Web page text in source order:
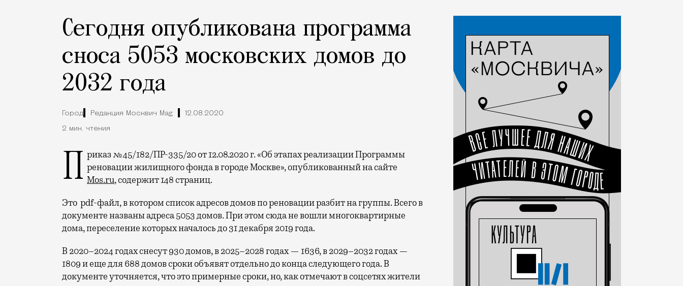
Сегодня опубликована программа
сноса 5053 московских домов до
2032 года
Город Редакция Москвич Mag 12.08.2020
2 мин. чтения
Приказ №45/182/ПР-335/20 от 12.08.2020 г. «Об этапах реализации Программы реновации жилищного фонда в городе Москве», опубликованный на сайте
Mos.ru, содержит 148 страниц.
Это pdf-файл, в котором список адресов домов по реновации разбит на группы. Всего в
документе названы адреса 5053 домов. При этом сюда не вошли многоквартирные
дома, переселение которых началось до 31 декабря 2019 года.
В 2020–2024 годах снесут 930 домов, в 2025–2028 годах — 1636, в 2029–2032 годах —
1809 и еще для 688 домов сроки объявят отдельно до конца следующего года. В
документе уточняется, что это примерные сроки, но, как отмечают в соцсетях жители